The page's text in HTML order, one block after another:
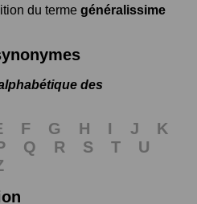
du terme généralissime
des
F G H I J
K
Q R S T
U